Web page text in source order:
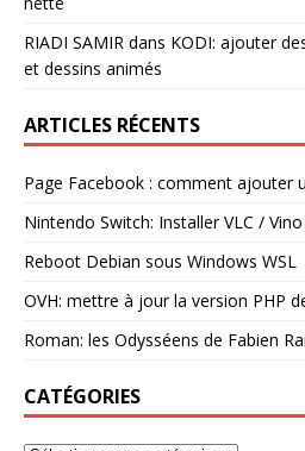
RIADI SAMIR dans KODI: ajouter
et dessins animés
ARTICLES RÉCENTS
Page Facebook : comment ajouter
Nintendo Switch: Installer VLC /
Reboot Debian sous Windows WSL
OVH: mettre à jour la version PHP
Roman: les Odysséens de Fabien
CATÉGORIES